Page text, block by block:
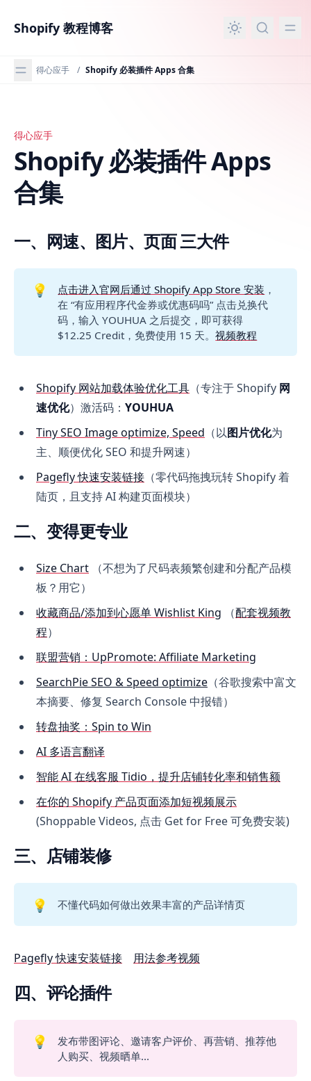
Shopify 教程博客
得心应手 / Shopify 必装插件 Apps 合集
Shopify 必装插件 Apps 合集
得心应手
Shopify 必装插件 Apps
合集
一、网速、图片、页面 三大件
💡 点击进入官网后通过 Shopify App Store 安装 ，
在 “有应用程序代金券或优惠码吗” 点击兑换代
码，输入 YOUHUA 之后提交，即可获得
$12.25 Credit，免费使用 15 天。视频教程
Shopify 网站加载体验优化工具 （专注于 Shopify 网
速优化）激活码： YOUHUA
Tiny SEO Image optimize, Speed （以图片优化为
主、顺便优化 SEO 和提升网速）
Pagefly 快速安装链接 （零代码拖拽玩转 Shopify 着
陆页，且支持 AI 构建页面模块）
二、变得更专业
Size Chart （不想为了尺码表频繁创建和分配产品模
板？用它）
收藏商品/添加到心愿单 Wishlist King （配套视频教
程）
联盟营销：UpPromote: Affiliate Marketing
SearchPie SEO & Speed optimize （谷歌搜索中富文
本摘要、修复 Search Console 中报错）
转盘抽奖：Spin to Win
AI 多语言翻译
智能 AI 在线客服 Tidio，提升店铺转化率和销售额
在你的 Shopify 产品页面添加短视频展示
(Shoppable Videos, 点击 Get for Free 可免费安装)
三、店铺装修
💡 不懂代码如何做出效果丰富的产品详情页
Pagefly 快速安装链接 用法参考视频
四、评论插件
💡
发布带图评论、邀请客户评价、再营销、推荐他
人购买、视频晒单...